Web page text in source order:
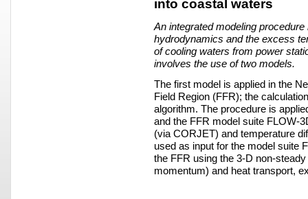
into coastal waters
An integrated modeling
hydrodynamics and the excess
of cooling waters from power
involves the use of two models.
The first model is applied in the
Field Region (FFR); the
algorithm. The procedure is
and the FFR model suite FLOW-
(via CORJET) and temperature
used as input for the model suite
the FFR using the 3-D non-
momentum) and heat transport,